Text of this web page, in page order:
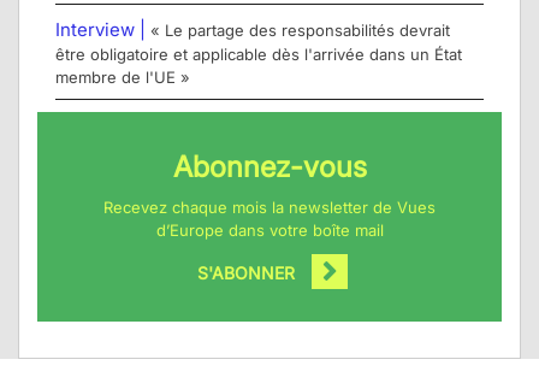
Interview |
« Le partage des responsabilités devrait
être obligatoire et applicable dès l'arrivée dans un État
membre de l'UE »
Abonnez-vous
Recevez chaque mois la newsletter de Vues
d’Europe dans votre boîte mail
S'ABONNER